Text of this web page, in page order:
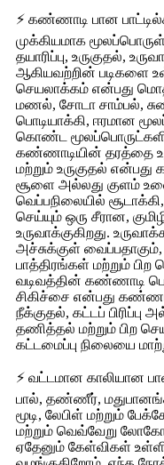
⚡ கண்ணாடி பான
முக்கியமாக
தயாரிப்பு, உருகுதல்,
ஆகியவற்றின் படிகளை
செயலாக்கம் என்பது
மணல், சோடா சாம்பல்,
பொடியாக்கி, ஈரமான
கொண்ட
கண்ணாடியின் தரத்தை
மற்றும் உருகுதல்
சூளை அல்லது குளம்
வெப்பநிலையில்
செய்யும் ஒரு சீரான,
உருவாக்குகிறது.
அச்சுக்குள்
பாத்திரங்கள் மற்றும்
வடிவத்தின் கண்ணாடி
சிகிச்சை என்பது
நீக்குதல், கட்டப் பிரிப்பு
தணித்தல் மற்றும் பிற
கட்டமைப்பு நிலையை
⚡ வட்டமான காலியான
பால், தண்ணீர்,
மூடி, லேபிள் மற்றும்
மற்றும் வெவ்வேறு
ஏதேனும் கேள்விகள்